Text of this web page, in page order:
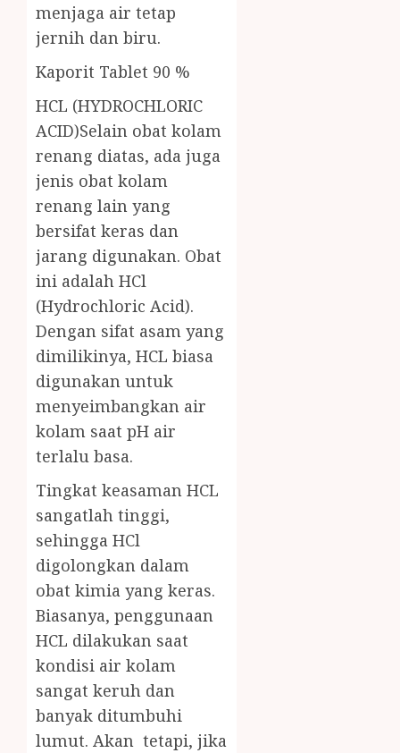
menjaga air tetap
jernih dan biru.
Kaporit Tablet 90 %
HCL (HYDROCHLORIC
ACID)Selain obat kolam
renang diatas, ada juga
jenis obat kolam
renang lain yang
bersifat keras dan
jarang digunakan. Obat
ini adalah HCl
(Hydrochloric Acid).
Dengan sifat asam yang
dimilikinya, HCL biasa
digunakan untuk
menyeimbangkan air
kolam saat pH air
terlalu basa.
Tingkat keasaman HCL
sangatlah tinggi,
sehingga HCl
digolongkan dalam
obat kimia yang keras.
Biasanya, penggunaan
HCL dilakukan saat
kondisi air kolam
sangat keruh dan
banyak ditumbuhi
lumut. Akan tetapi, jika